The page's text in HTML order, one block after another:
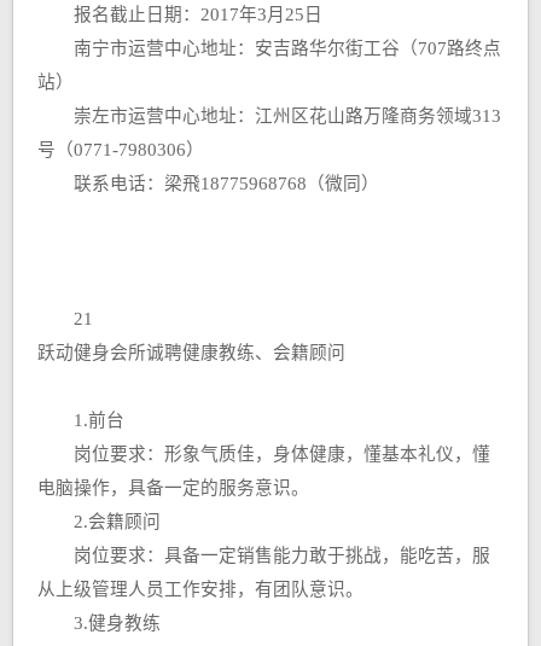
报名截止日期：2017年3月25日
南宁市运营中心地址：安吉路华尔街工谷（707路终点
站）
崇左市运营中心地址：江州区花山路万隆商务领域313
号（0771-7980306）
联系电话：梁飛18775968768（微同）
21
跃动健身会所诚聘健康教练、会籍顾问
1.前台
岗位要求：形象气质佳，身体健康，懂基本礼仪，懂
电脑操作，具备一定的服务意识。
2.会籍顾问
岗位要求：具备一定销售能力敢于挑战，能吃苦，服
从上级管理人员工作安排，有团队意识。
3.健身教练